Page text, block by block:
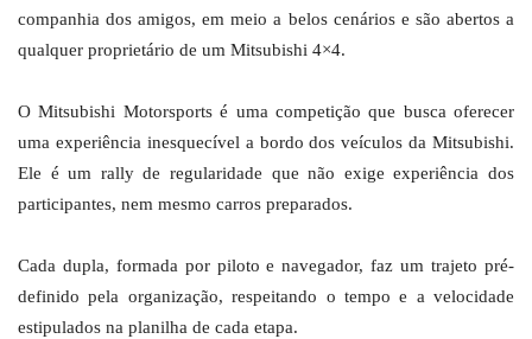
companhia dos amigos, em meio a belos cenários e são abertos a
qualquer proprietário de um Mitsubishi 4×4.
O Mitsubishi Motorsports é uma competição que busca oferecer
uma experiência inesquecível a bordo dos veículos da Mitsubishi.
Ele é um rally de regularidade que não exige experiência dos
participantes, nem mesmo carros preparados.
Cada dupla, formada por piloto e navegador, faz um trajeto pré-
definido pela organização, respeitando o tempo e a velocidade
estipulados na planilha de cada etapa.